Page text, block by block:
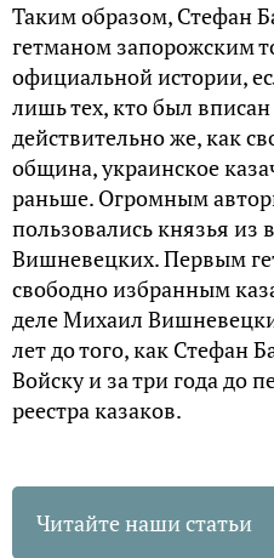
Таким образом, Стефан
гетманом запорожским
официальной истории,
лишь тех, кто был вписан
действительно же, как
община, украинское
раньше. Огромным
пользовались князья из
Вишневецких. Первым
свободно избранным
деле Михаил
лет до того, как Стефан
Войску и за три года до
реестра казаков.
Читайте наши статьи